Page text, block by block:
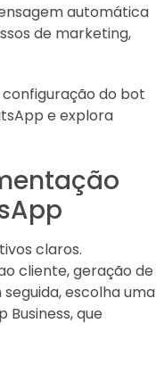
automática
de marketing,
configuração do bot
e explora
claros.
cliente, geração de
escolha uma
que